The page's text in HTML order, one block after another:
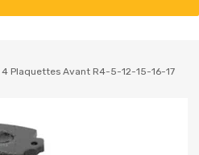
4 Plaquettes Avant R4-5-12-15-16-17